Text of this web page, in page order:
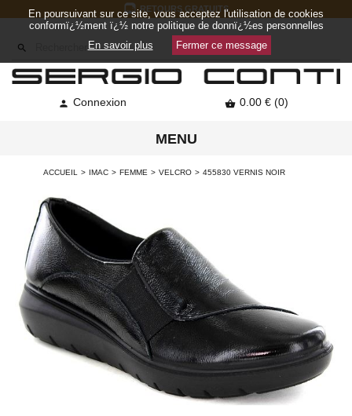
RETOURS GRATUITS

 Connexion  0.00 € (0)
MENU
ACCUEIL IMAC FEMME VELCRO 455830 VERNIS NOIR
En poursuivant sur ce site, vous acceptez l'utilisation de cookies
conformï¿½ment ï¿½ notre politique de donnï¿½es personnelles
En savoir plus
Fermer ce message